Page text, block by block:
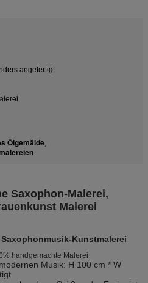
angefertigt
Ölgemälde,
Saxophon-Malerei,
Malerei
Kunstmalerei
handgemachte Malerei
Musik: H 100 cm * W